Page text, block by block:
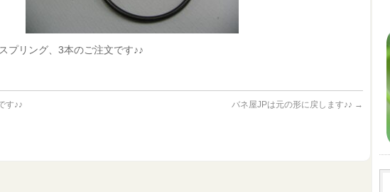
プリング、3本のご注文です♪♪
す♪♪ バネ屋JPは元の形に戻します♪♪ →